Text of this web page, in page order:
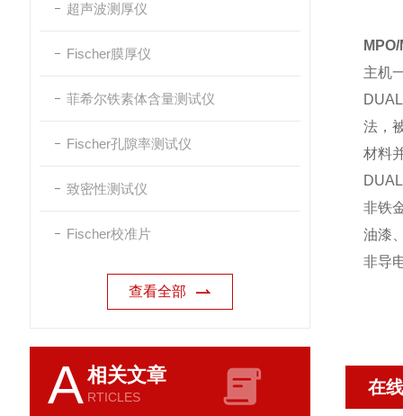
超声波测厚仪
Fischer膜厚仪
菲希尔铁素体含量测试仪
Fischer孔隙率测试仪
致密性测试仪
Fischer校准片
查看全部
A相关文章
RTICLES
主机
法，
材料
非铁
油漆
非导
在